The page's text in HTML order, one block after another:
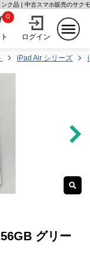
ク品 | 中古スマホ販売のサク
0
ログイン
iPad Air シリーズ
グリー